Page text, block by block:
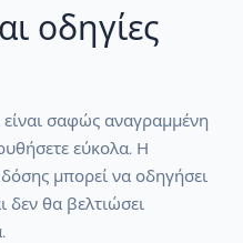
οδηγίες
είναι σαφώς αναγραμμένη
εύκολα. Η
μπορεί να οδηγήσει
δεν θα βελτιώσει